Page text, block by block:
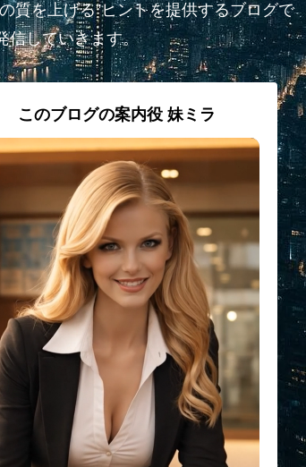
質を上げる”ヒントを提供するブログで
信していきます。
このブログの案内役 妹ミラ